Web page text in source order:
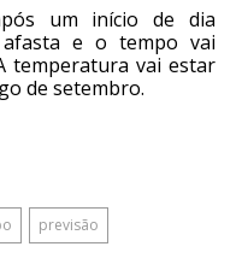
um início de dia
afasta e o tempo vai
temperatura vai estar
de setembro.
previsão